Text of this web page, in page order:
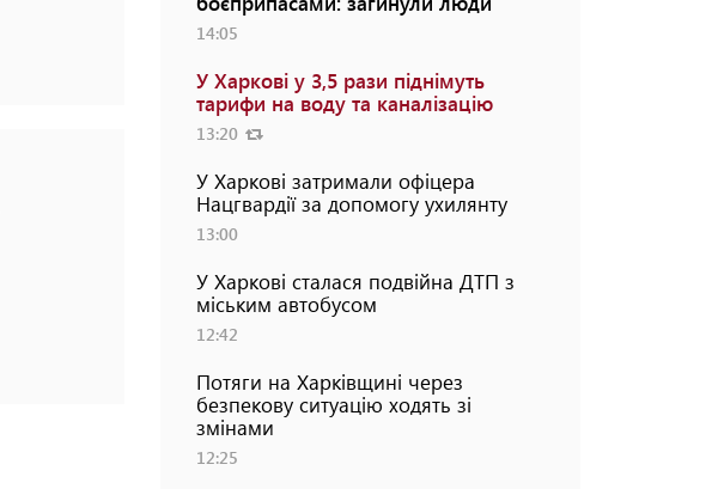
14:05
У Харкові у 3,5 рази піднімуть
тарифи на воду та каналізацію
13:20
У Харкові затримали офіцера
Нацгвардії за допомогу ухилянту
13:00
У Харкові сталася подвійна ДТП з
міським автобусом
12:42
Потяги на Харківщині через
безпекову ситуацію ходять зі
змінами
12:25